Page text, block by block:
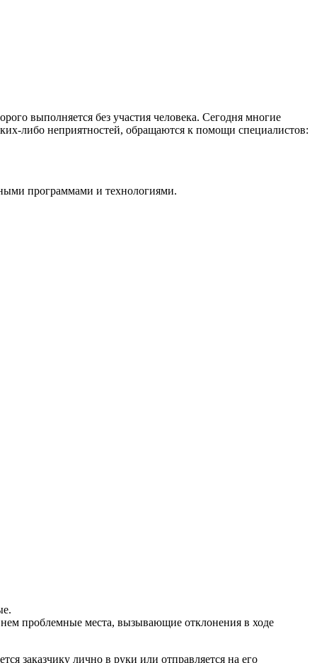
выполняется без участия человека. Сегодня многие
либо неприятностей, обращаются к помощи специалистов:
программами и технологиями.
проблемные места, вызывающие отклонения в ходе
заказчику лично в руки или отправляется на его